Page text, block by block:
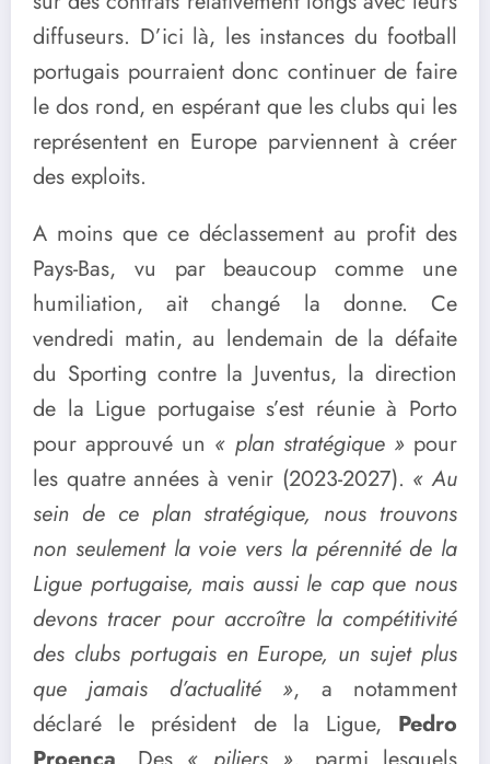
diffuseurs. D’ici là, les instances du football
portugais pourraient donc continuer de faire
le dos rond, en espérant que les clubs qui les
représentent en Europe parviennent à créer
des exploits.
A moins que ce déclassement au profit des
Pays-Bas, vu par beaucoup comme une
humiliation, ait changé la donne. Ce
vendredi matin, au lendemain de la défaite
du Sporting contre la Juventus, la direction
de la Ligue portugaise s’est réunie à Porto
pour approuvé un « plan stratégique »pour
les quatre années à venir (2023-2027). « Au
sein de ce plan stratégique, nous trouvons
non seulement la voie vers la pérennité de la
Ligue portugaise, mais aussi le cap que nous
devons tracer pour accroître la compétitivité
des clubs portugais en Europe, un sujet plus
que jamais d’actualité », a notamment
déclaré le président de la Ligue, Pedro